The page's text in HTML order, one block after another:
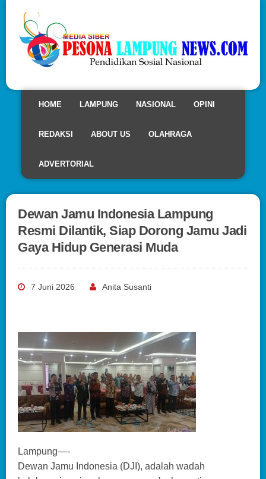
HOME LAMPUNG NASIONAL OPINI
REDAKSI ABOUT US OLAHRAGA
ADVERTORIAL
Dewan Jamu Indonesia Lampung
Resmi Dilantik, Siap Dorong Jamu Jadi
Gaya Hidup Generasi Muda
7 Juni 2026 Anita Susanti
Lampung—-
Dewan Jamu Indonesia (DJI), adalah wadah